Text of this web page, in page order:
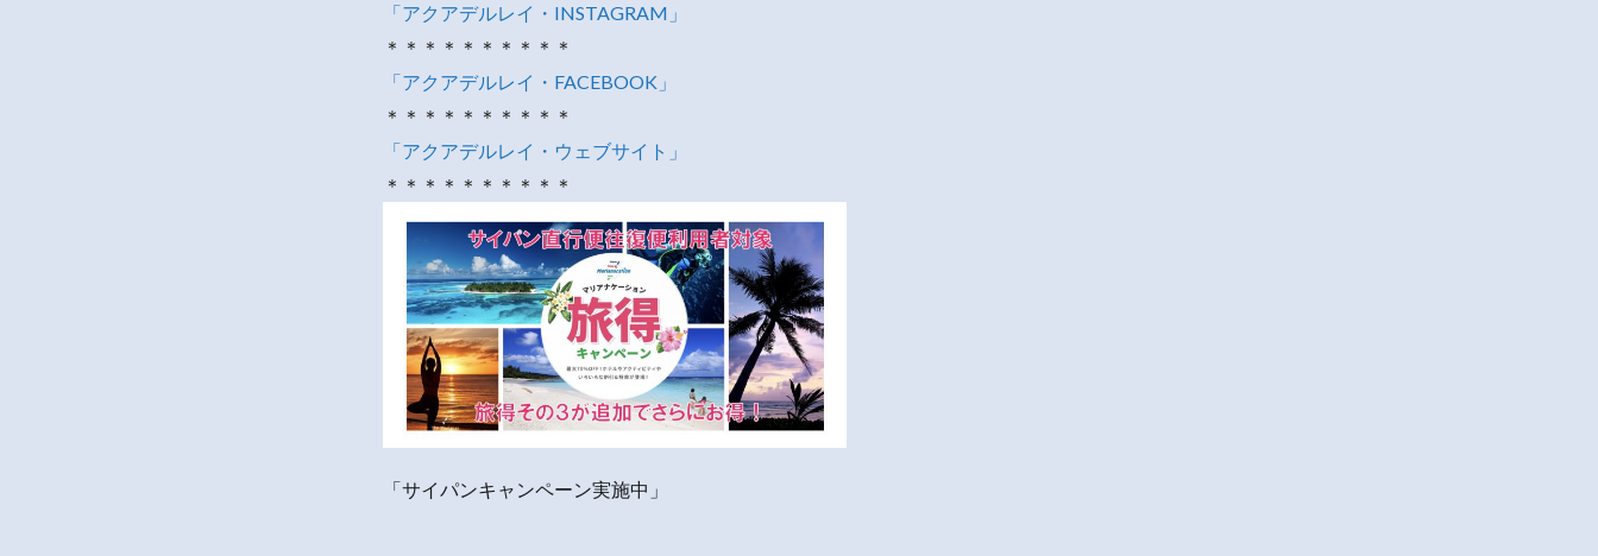
「アクアデルレイ・INSTAGRAM」
＊＊＊＊＊＊＊＊＊＊
「アクアデルレイ・FACEBOOK」
＊＊＊＊＊＊＊＊＊＊
「アクアデルレイ・ウェブサイト」
＊＊＊＊＊＊＊＊＊＊
「サイパンキャンペーン実施中」